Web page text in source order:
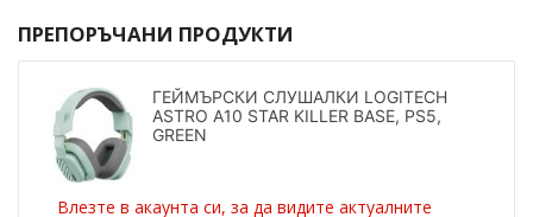
ПРЕПОРЪЧАНИ ПРОДУКТИ
ГЕЙМЪРСКИ СЛУШАЛКИ LOGITECH
ASTRO A10 STAR KILLER BASE, PS5,
GREEN
Влезте в акаунта си, за да видите актуалните